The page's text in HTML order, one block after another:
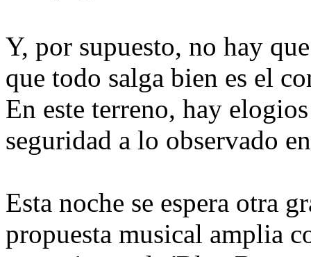
Y, por supuesto, no hay
que todo salga bien es el
En este terreno, hay
seguridad a lo observado
Esta noche se espera otra
propuesta musical amplia